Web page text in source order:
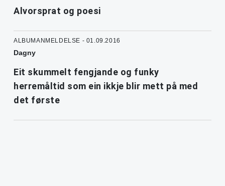
Alvorsprat og poesi
ALBUMANMELDELSE - 01.09.2016
Dagny
Eit skummelt fengjande og funky
herremåltid som ein ikkje blir mett på med
det første